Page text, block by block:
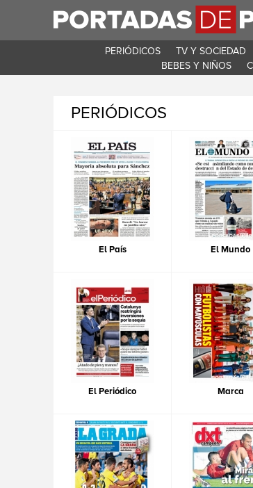
PERIÓDICOS TV Y SOCIEDAD
BEBES Y NIÑOS
PERIÓDICOS
El País El Mundo
El Periódico Marca